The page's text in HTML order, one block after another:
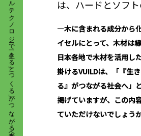
は、ハードとソフ
―木に含まれる成分から
イセルにとって、木材は
日本各地で木材を活用し
掛けるVUILDは、「『生
る』がつながる社会へ」
掲げていますが、この内
ていただけないでしょうか